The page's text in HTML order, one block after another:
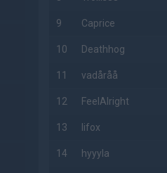
9 Caprice
10 Deathhog
11 vadåråå
12 FeelAlright
13 lifox
14 hyyyla